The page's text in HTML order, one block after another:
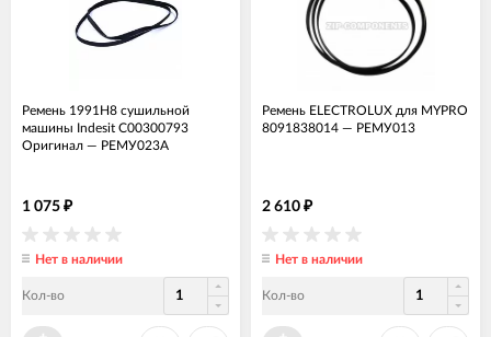
Ремень 1991H8 сушильной
машины Indesit C00300793
Оригинал — РЕМУ023А
1 075 ₽
Нет в наличии
Кол-во
Ремень ELECTROLUX для MYPRO
8091838014 — РЕМУ013
2 610 ₽
Нет в наличии
Кол-во